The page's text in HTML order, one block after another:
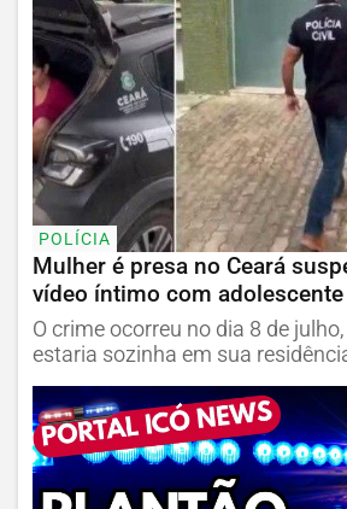
POLÍCIA
Mulher é presa no Ceará
vídeo íntimo com
O crime ocorreu no dia 8 de
estaria sozinha em sua